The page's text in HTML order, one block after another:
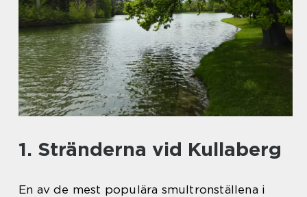
1. Stränderna vid Kullaberg
En av de mest populära smultronställena i